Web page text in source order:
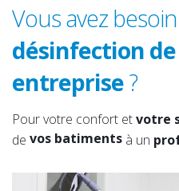
Vous avez
désinfection
entreprise?
Pour votre confort etvotre
de
vos locaux
vos bureaux
vos batiments
vos combles
à un